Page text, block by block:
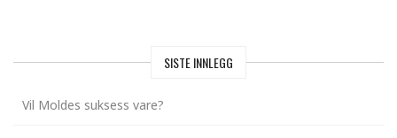
SISTE INNLEGG
Vil Moldes suksess vare?